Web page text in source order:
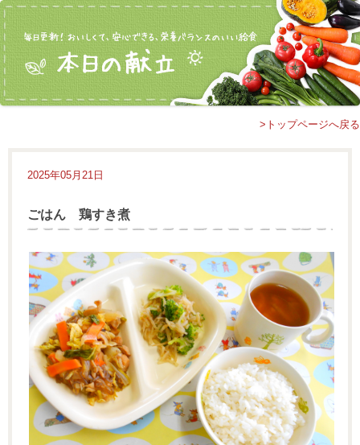
>トップページへ戻る
2025年05月21日
ごはん 鶏すき煮